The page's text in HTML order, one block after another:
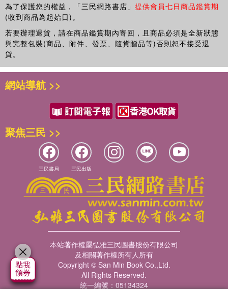
◆臺南市政府時期（1969─1997）
第一位本土女性建築師與市長夫人王秀蓮
第8屆臺南市長蘇南成
前《聯合報》府會線記者林建農
前臺南市政府民政局專員許瑛峰
◆文資中心籌備處與臺文館時期（1997至今）
臺文館古蹟修復工務經理黃貴光
前臺文館副館長陳昌明
臺文館圖書室館員丁千惠
邱映寰
鹽分地帶少女。上升是百變怪、太陽是伊布，但月亮是基拉祈，喜
歡聽和製造（有在品管的）諧音哏。曾獲林榮三文學獎短篇小說
獎。作品散見於《幼獅文藝》、《鹽分地帶文學》、《文訊》等。
林巧棠
臺大外文系學士，臺大臺文所碩士，曾獲時報文學獎散文首獎、時
報文學獎書簡組優選、林榮三文學獎小品文獎、臺大文學獎。參與
合輯《百年不退流行的台北文青生活案內帖》。著有《假如我是一
隻海燕：從日治到解嚴，臺灣現代舞的故事》，入圍2020年臺灣文
作家，私人圖書館「櫞椛文庫」館長。熱愛各種形式的閱讀，相信
文字的力量，同時也懷疑所有的真理與真實。著有《東洋惡女十二
名錄：殺人者的鮮紅掌心》。
筆名木凱。臺大中文系、臺文所畢。視創作為畢生職志，作品有新
詩、小說、繪本插圖。《城市燈塔》新詩集獲國藝會補助。我都在
「木凱創作道」出沒，有臉書、IG、網站，歡迎來串門子。
馬翊航
1982年生，臺東卑南族人，池上成長，父親來自Kasavakan建和部
王白淵《荊棘之道》
12時代的夾層，一粒現代詩的煉金石──呂珮綾
林亨泰《靈魂的產聲》
13臺灣第一批文學女團與她們的產地──李筱涵
張漱菡主編《海燕集》
14跨越語言的一代，沒有跨過的那些──熊一蘋
陳秀喜《陳秀喜詩集》
15「一點都不能少」的幻覺與真實──許宸碩
張系國《昨日之怒》
鉛字的重量──報刊篇
16詩的燃點──盛浩偉
《南溟樂園》第4號
17《臺灣新民報》的日常戰鬥──徐淑賢
《臺灣新民報》第788至999號
18時間的倖存者──陳允元
《風車》第3號
19勇闖臺北帝大的臺灣人女學生──謝宜安
《民俗臺灣》第2卷第12號
20他從沒被當成作家，卻充滿文學感──朱宥勳
《劇場》第5、6、7/8期
時間的定格──寫真篇
21日治時代的Jolin在臺灣開演唱會？──林巧棠
現今，這一切其實並不如想像中困難，網路、自媒體、社群網站，
只要你願意、只要你敢，那麼點擊滑鼠按下送出，就可能被看見。
但是在從前，發聲的管道與工具並非這麼普及，人們能發表作品的
空間不只有限，而且還有門檻。無論是想刊登在報章雜誌，抑或出
版成冊，往往都需要通過守門人，也就是報社與出版社編輯的層層
退稿的故事我們在文學史裡也聽多了，甚至有很多先被退稿而後卻
故事。為什麼？也許，是那太平淡無奇，畢竟太順利的故事缺乏張
力；也或許，是我們的目光都被後來刊載出來的作品所攫獲，而忽
略刊載之前也有伯樂識馬的可貴。
幸運的是，在〈多田南溟致郭水潭函〉（一九二九年十一月二十一
日）裡，我們有機會窺見這難得的一刻。
那一年，二十二歲的郭水潭將自己的創作投稿至多田南溟創立的
《南溟樂園》雜誌上。青年郭水潭滿懷詩心，早以創作短歌見長，
甚至十九歲自佳里公學校高等科畢業的時候，就因為短歌作品之優
異而獲得重用，得以擔任通譯。但是，即使已經掌握了短歌這種能
表現日語精髓的傳統日本文學文類，郭水潭仍想開拓未知的領域，
材也更為廣闊的新詩。他寄出多首作品到《南溟樂園》這份詩誌，
旋即獲得回音。
「〈乞丐〉、〈送主任〉、〈秋天的郊外〉，這三篇堪為佳作。」
回信的開頭就這樣明白寫道。面對這般直截了當的肯定，不難想像
青年郭水潭內心的雀躍；雖然繼續往下，也在信中看到了對其他作
為了保護您的權益，「三民網路書店」 提供會員七日商品鑑賞期
(收到商品為起始日)。
若要辦理退貨，請在商品鑑賞期內寄回，且商品必須是全新狀態
與完整包裝(商品、附件、發票、隨貨贈品等)否則恕不接受退
貨。
網站導航 >>
聚焦三民 >>
三民書局 三民出版
本站著作權屬弘雅三民圖書股份有限公司
及相關著作權所有人所有
Copyright © San Min Book Co.,Ltd.
All Rights Reserved.
統一編號：05134324